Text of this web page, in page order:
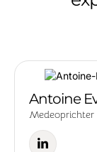
Antoine
Medeoprichter